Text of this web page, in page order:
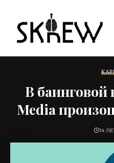
В баинговой
Media
14